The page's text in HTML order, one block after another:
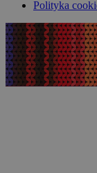
Polityka